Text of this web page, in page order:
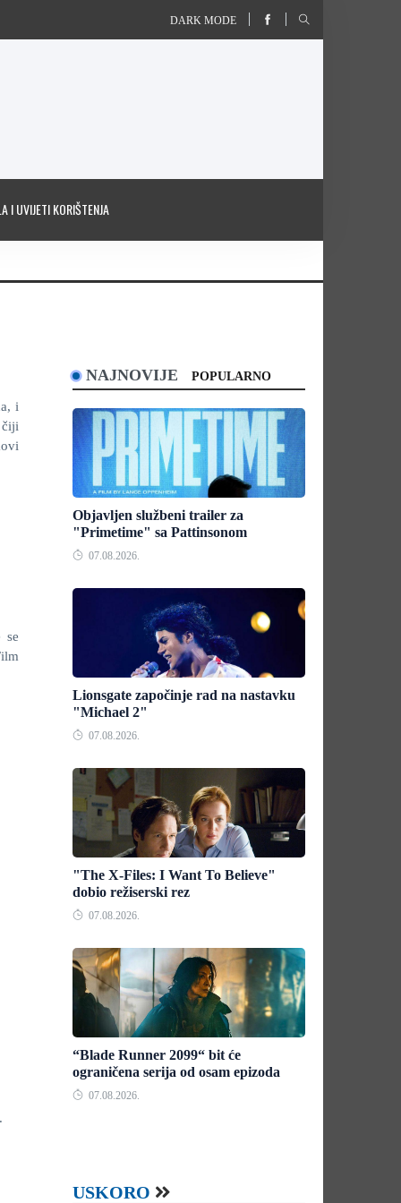
DARK MODE
I UVIJETI KORIŠTENJA
i
se
NAJNOVIJE POPULARNO
Objavljen službeni trailer za
"Primetime" sa Pattinsonom
07.08.2026.
Lionsgate započinje rad na nastavku
"Michael 2"
07.08.2026.
"The X-Files: I Want To Believe"
dobio režiserski rez
07.08.2026.
“Blade Runner 2099“ bit će
ograničena serija od osam epizoda
07.08.2026.
USKORO